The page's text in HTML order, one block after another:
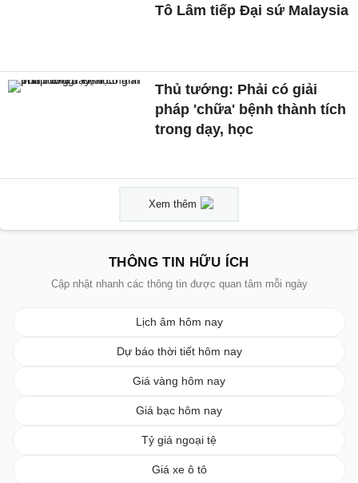
Tô Lâm tiếp Đại sứ Malaysia
Thủ tướng: Phải có giải
pháp 'chữa' bệnh thành tích
trong dạy, học
Xem thêm
THÔNG TIN HỮU ÍCH
Cập nhật nhanh các thông tin được quan tâm mỗi ngày
Lịch âm hôm nay
Dự báo thời tiết hôm nay
Giá vàng hôm nay
Giá bạc hôm nay
Tỷ giá ngoại tệ
Giá xe ô tô